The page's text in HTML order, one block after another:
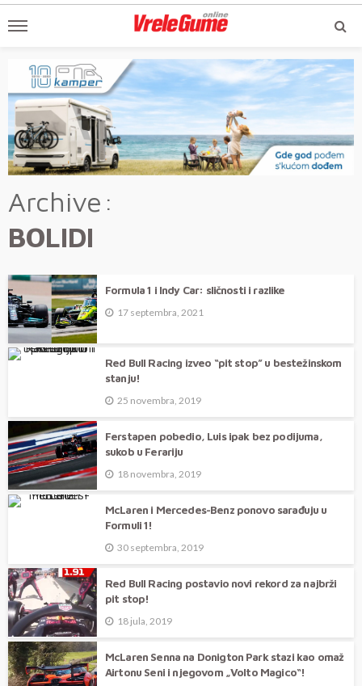
Archive
BOLIDI
Formula 1 i Indy Car: sličnosti i razlike
17 septembra, 2021
Red Bull Racing izveo “pit stop” u bestežinskom
stanju!
25 novembra, 2019
Ferstapen pobedio, Luis ipak bez podijuma,
sukob u Ferariju
18 novembra, 2019
McLaren i Mercedes-Benz ponovo sarađuju u
Formuli 1!
30 septembra, 2019
Red Bull Racing postavio novi rekord za najbrži
pit stop!
18 jula, 2019
McLaren Senna na Donigton Park stazi kao omaž
Airtonu Seni i njegovom „Volto Magico“!